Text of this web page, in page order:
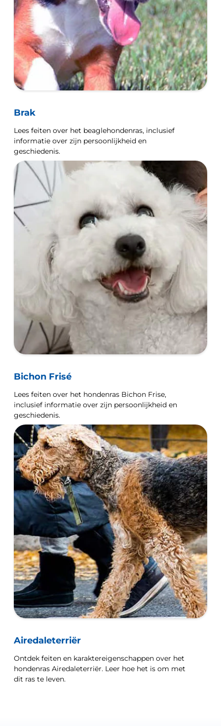
Brak
Lees feiten over het beaglehondenras, inclusief
informatie over zijn persoonlijkheid en
geschiedenis.
Bichon Frisé
Lees feiten over het hondenras Bichon Frise,
inclusief informatie over zijn persoonlijkheid en
geschiedenis.
Airedaleterriër
Ontdek feiten en karaktereigenschappen over het
hondenras Airedaleterriër. Leer hoe het is om met
dit ras te leven.